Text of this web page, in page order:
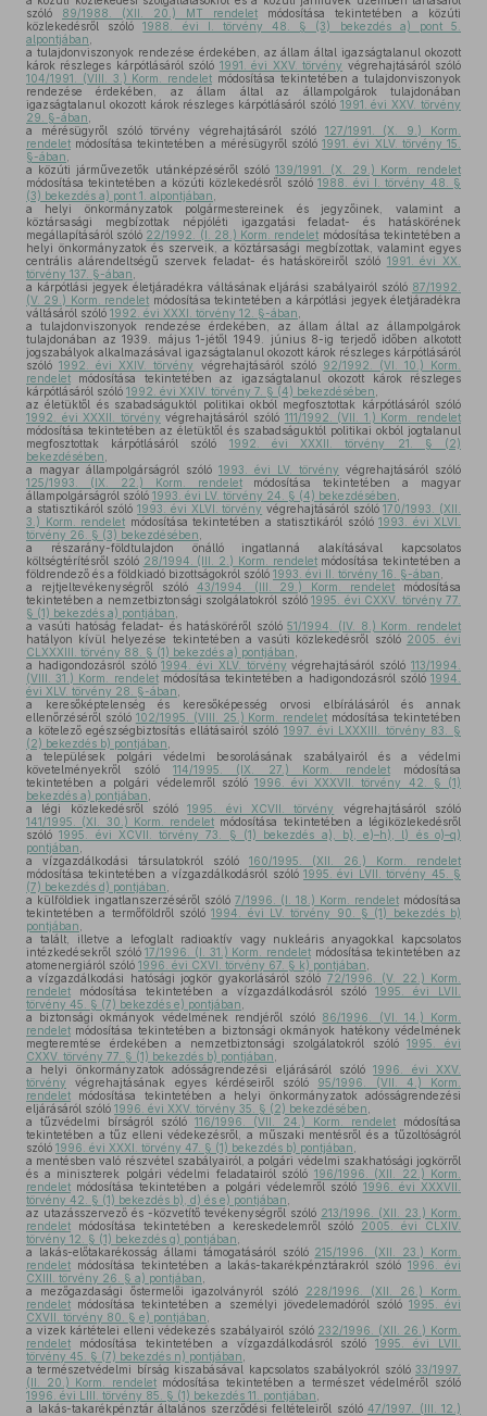
szóló 89/1988. (XII. 20.) MT rendelet módosítása tekintetében a közúti
közlekedésről szóló1988. évi I. törvény 48. § (3) bekezdés a) pont 5.
alpontjában
a tulajdonviszonyok rendezése érdekében, az állam által igazságtalanul okozott
károk részleges kárpótlásáról szóló 1991. évi XXV. törvény végrehajtásáról szóló
104/1991. (VIII. 3.) Korm. rendelet módosítása tekintetében a tulajdonviszonyok
rendezése érdekében, az állam által az állampolgárok tulajdonában
igazságtalanul okozott károk részleges kárpótlásáról szóló 1991. évi XXV. törvény
29. §-ában
a mérésügyről szóló törvény végrehajtásáról szóló 127/1991. (X. 9.) Korm.
rendelet módosítása tekintetében a mérésügyről szóló1991. évi XLV. törvény 15.
§-ában
a közúti járművezetők utánképzéséről szóló139/1991. (X. 29.) Korm. rendelet
módosítása tekintetében a közúti közlekedésről szóló1988. évi I. törvény 48. §
(3) bekezdés a) pont 1. alpontjában
a helyi önkormányzatok polgármestereinek és jegyzőinek, valamint a
köztársasági megbízottak népjóléti igazgatási feladat- és hatáskörének
megállapításáról szóló 22/1992. (I. 28.) Korm. rendelet módosítása tekintetében a
helyi önkormányzatok és szerveik, a köztársasági megbízottak, valamint egyes
centrális alárendeltségű szervek feladat- és hatásköreiről szóló 1991. évi XX.
törvény 137. §-ában
a kárpótlási jegyek életjáradékra váltásának eljárási szabályairól szóló 87/1992.
(V. 29.) Korm. rendelet módosítása tekintetében a kárpótlási jegyek életjáradékra
váltásáról szóló 1992. évi XXXI. törvény 12. §-ában
a tulajdonviszonyok rendezése érdekében, az állam által az állampolgárok
tulajdonában az 1939. május 1-jétől 1949. június 8-ig terjedő időben alkotott
jogszabályok alkalmazásával igazságtalanul okozott károk részleges kárpótlásáról
szóló1992. évi XXIV. törvény végrehajtásáról szóló 92/1992. (VI. 10.) Korm.
rendelet módosítása tekintetében az igazságtalanul okozott károk részleges
kárpótlásáról szóló 1992. évi XXIV. törvény 7. § (4) bekezdésében
az életüktől és szabadságuktól politikai okból megfosztottak kárpótlásáról szóló
1992. évi XXXII. törvény végrehajtásáról szóló 111/1992. (VII. 1.) Korm. rendelet
módosítása tekintetében az életüktől és szabadságuktól politikai okból jogtalanul
megfosztottak kárpótlásáról szóló 1992. évi XXXII. törvény 21. § (2)
bekezdésében
a magyar állampolgárságról szóló 1993. évi LV. törvény végrehajtásáról szóló
125/1993. (IX. 22.) Korm. rendeletmódosítása tekintetében a magyar
állampolgárságról szóló 1993. évi LV. törvény 24. § (4) bekezdésében
a statisztikáról szóló1993. évi XLVI. törvény végrehajtásáról szóló170/1993. (XII.
3.) Korm. rendelet módosítása tekintetében a statisztikáról szóló 1993. évi XLVI.
törvény 26. § (3) bekezdésében
a részarány-földtulajdon önálló ingatlanná alakításával kapcsolatos
költségtérítésről szóló 28/1994. (III. 2.) Korm. rendeletmódosítása tekintetében a
földrendező és a földkiadó bizottságokról szóló 1993. évi II. törvény 16. §-ában
a rejtjeltevékenységről szóló 43/1994. (III. 29.) Korm. rendelet módosítása
tekintetében a nemzetbiztonsági szolgálatokról szóló1995. évi CXXV. törvény 77.
§ (1) bekezdés a) pontjában
a vasúti hatóság feladat- és hatásköréről szóló51/1994. (IV. 8.) Korm. rendelet
hatályon kívül helyezése tekintetében a vasúti közlekedésről szóló 2005. évi
CLXXXIII. törvény 88. § (1) bekezdés a) pontjában
a hadigondozásról szóló1994. évi XLV. törvény végrehajtásáról szóló113/1994.
(VIII. 31.) Korm. rendeletmódosítása tekintetében a hadigondozásról szóló1994.
évi XLV. törvény 28. §-ában
a keresőképtelenség és keresőképesség orvosi elbírálásáról és annak
ellenőrzéséről szóló 102/1995. (VIII. 25.) Korm. rendelet módosítása tekintetében
a kötelező egészségbiztosítás ellátásairól szóló 1997. évi LXXXIII. törvény 83. §
(2) bekezdés b) pontjában
a települések polgári védelmi besorolásának szabályairól és a védelmi
követelményekről szóló114/1995. (IX. 27.) Korm. rendeletmódosítása
tekintetében a polgári védelemről szóló 1996. évi XXXVII. törvény 42. § (1)
bekezdés a) pontjában
a légi közlekedésről szóló1995. évi XCVII. törvény
végrehajtásáról szóló
141/1995. (XI. 30.) Korm. rendelet módosítása tekintetében a légiközlekedésről
szóló1995. évi XCVII. törvény 73. § (1) bekezdés a), b), e)–h), l) és o)–q)
pontjában
a vízgazdálkodási társulatokról szóló 160/1995. (XII. 26.) Korm. rendelet
módosítása tekintetében a vízgazdálkodásról szóló 1995. évi LVII. törvény 45. §
(7) bekezdés d) pontjában
a külföldiek ingatlanszerzéséről szóló 7/1996. (I. 18.) Korm. rendelet módosítása
tekintetében a termőföldről szóló1994. évi LV. törvény 90. § (1) bekezdés b)
pontjában
a talált, illetve a lefoglalt radioaktív vagy nukleáris anyagokkal kapcsolatos
intézkedésekről szóló17/1996. (I. 31.) Korm. rendelet módosítása tekintetében az
atomenergiáról szóló 1996. évi CXVI. törvény 67. § k) pontjában
a vízgazdálkodási hatósági jogkör gyakorlásáról szóló 72/1996. (V. 22.) Korm.
rendelet módosítása tekintetében a vízgazdálkodásról szóló1995. évi LVII.
törvény 45. § (7) bekezdés e) pontjában
a biztonsági okmányok védelmének rendjéről szóló 86/1996. (VI. 14.) Korm.
rendelet módosítása tekintetében a biztonsági okmányok hatékony védelmének
megteremtése érdekében a nemzetbiztonsági szolgálatokról szóló1995. évi
CXXV. törvény 77. § (1) bekezdés b) pontjában
a helyi önkormányzatok adósságrendezési eljárásáról szóló1996. évi XXV.
törvény végrehajtásának egyes kérdéseiről szóló 95/1996. (VII. 4.) Korm.
rendelet módosítása tekintetében a helyi önkormányzatok adósságrendezési
eljárásáról szóló 1996. évi XXV. törvény 35. § (2) bekezdésében
a tűzvédelmi bírságról szóló 116/1996. (VII. 24.) Korm. rendelet módosítása
tekintetében a tűz elleni védekezésről, a műszaki mentésről és a tűzoltóságról
szóló 1996. évi XXXI. törvény 47. § (1) bekezdés b) pontjában
a mentésben való részvétel szabályairól, a polgári védelmi szakhatósági jogkörről
és a miniszterek polgári védelmi feladatairól szóló 196/1996. (XII. 22.) Korm.
rendelet módosítása tekintetében a polgári védelemről szóló 1996. évi XXXVII.
törvény 42. § (1) bekezdés b), d) és e) pontjában
az utazásszervező és -közvetítő tevékenységről szóló 213/1996. (XII. 23.) Korm.
rendelet módosítása tekintetében a kereskedelemről szóló 2005. évi CLXIV.
törvény 12. § (1) bekezdés g) pontjában
a lakás-előtakarékosság állami támogatásáról szóló 215/1996. (XII. 23.) Korm.
rendelet módosítása tekintetében a lakás-takarékpénztárakról szóló1996. évi
CXIII. törvény 26. § a) pontjában
a mezőgazdasági őstermelői igazolványról szóló
228/1996. (XII. 26.) Korm.
rendelet módosítása tekintetében a személyi jövedelemadóról szóló 1995. évi
CXVII. törvény 80. § e) pontjában
a vizek kártételei elleni védekezés szabályairól szóló 232/1996. (XII. 26.) Korm.
rendelet módosítása tekintetében a vízgazdálkodásról szóló1995. évi LVII.
törvény 45. § (7) bekezdés n) pontjában
a természetvédelmi bírság kiszabásával kapcsolatos szabályokról szóló 33/1997.
(II. 20.) Korm. rendeletmódosítása tekintetében a természet védelméről szóló
1996. évi LIII. törvény 85. § (1) bekezdés 11. pontjában
a lakás-takarékpénztár általános szerződési feltételeiről szóló 47/1997. (III. 12.)